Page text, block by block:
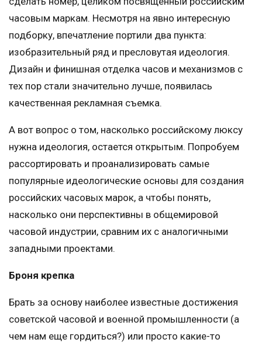
часовым маркам. Несмотря на явно интересную
подборку, впечатление портили два пункта:
изобразительный ряд и пресловутая идеология.
Дизайн и финишная отделка часов и механизмов с
тех пор стали значительно лучше, появилась
качественная рекламная съемка.
А вот вопрос о том, насколько российскому люксу
нужна идеология, остается открытым. Попробуем
рассортировать и проанализировать самые
популярные идеологические основы для создания
российских часовых марок, а чтобы понять,
насколько они перспективны в общемировой
часовой индустрии, сравним их с аналогичными
западными проектами.
Броня крепка
Брать за основу наиболее известные достижения
советской часовой и военной промышленности (а
чем нам еще гордиться?) или просто какие-то